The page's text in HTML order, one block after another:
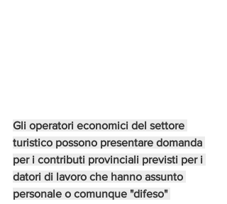
Gli operatori economici del settore
turistico possono presentare domanda
per i contributi provinciali previsti per i
datori di lavoro che hanno assunto
personale o comunque "difeso"